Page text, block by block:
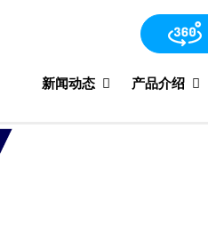
新闻动态 产品介绍